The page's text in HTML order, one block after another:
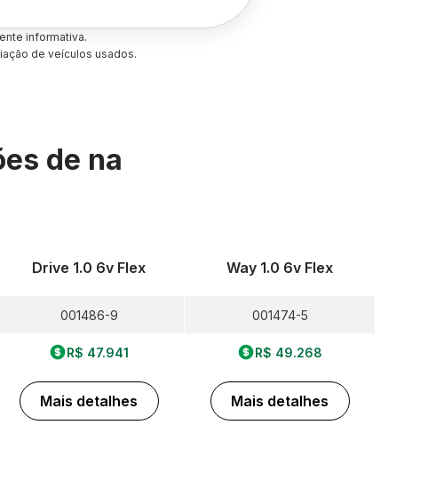
informativa.
de veículos usados.
de na
Drive 1.0 6v Flex
001486-9
R$ 47.941
Mais detalhes
Way 1.0 6v Flex
001474-5
R$ 49.268
Mais detalhes